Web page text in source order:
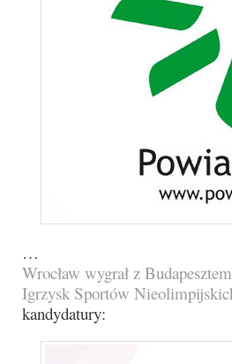
…
Wrocław wygrał z
Igrzysk Sportów
kandydatury: